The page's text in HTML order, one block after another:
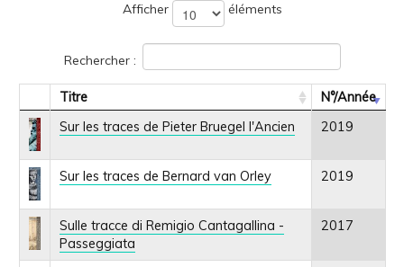
Afficher éléments
Rechercher :
Titre
N°/Année
Sur les traces de Pieter Bruegel l'Ancien
2019
Sur les traces de Bernard van Orley 2019
Sulle tracce di Remigio Cantagallina -
Passeggiata
2017